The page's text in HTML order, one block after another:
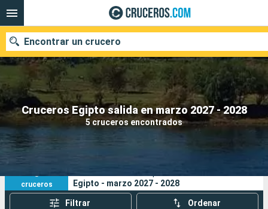
Cruceros Egipto salida en marzo 2027 - 2028
5 cruceros encontrados
Encontrar un crucero
Nuestros destinos
Buscar
5
cruceros
Egipto - marzo 2027 - 2028
Filtrar Ordenar